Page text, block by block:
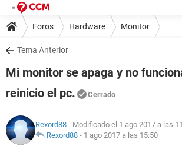
Foros Hardware Monitor
Tema Anterior
Mi monitor se apaga y no
reinicio el pc.
Cerrado
Rexord88 - Modificado el 1 ago 2017 a las
Rexord88 - 1 ago 2017 a las 15:50